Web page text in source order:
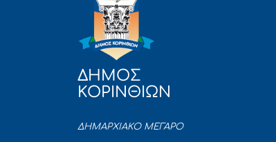
ΔΗΜΟΣ
ΚΟΡΙΝΘΙΩΝ
ΔΗΜΑΡΧΙΑΚΟ ΜΕΓΑΡΟ